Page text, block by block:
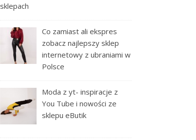
sklepach
Co zamiast ali ekspres
zobacz najlepszy sklep
internetowy z ubraniami w
Polsce
Moda z yt- inspiracje z
You Tube i nowości ze
sklepu eButik